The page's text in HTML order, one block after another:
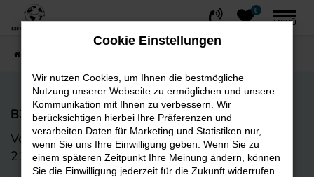
Zum
springen
0
MENÜ
B2B CarTrading GmbH
Vorwerk-Bogen 9
21255 Tostedt
Cookie Einstellungen
Wir nutzen Cookies, um Ihnen die bestmögliche
Nutzung unserer Webseite zu ermöglichen und unsere
Kommunikation mit Ihnen zu verbessern. Wir
berücksichtigen hierbei Ihre Präferenzen und
verarbeiten Daten für Marketing und Statistiken nur,
wenn Sie uns Ihre Einwilligung geben. Wenn Sie zu
einem späteren Zeitpunkt Ihre Meinung ändern, können
Sie die Einwilligung jederzeit für die Zukunft widerrufen.